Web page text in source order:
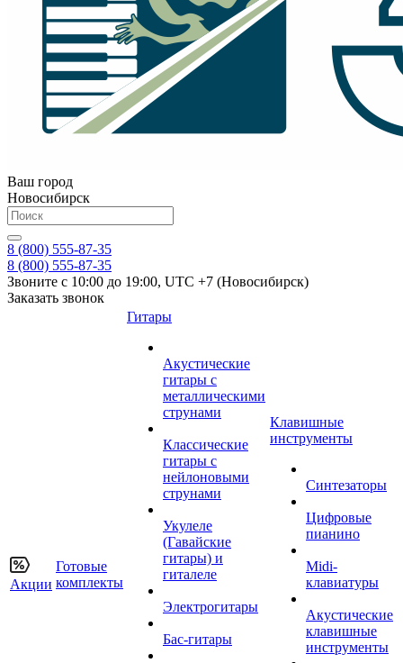
Ваш город
Новосибирск
8 (800) 555-87-35
8 (800) 555-87-35
Звоните с 10:00 до 19:00, UTC +7 (Новосибирск)
Заказать звонок
Акции
Готовые
комплекты
Гитары
Акустические
гитары с
металлическими
струнами
Классические
гитары с
нейлоновыми
струнами
Укулеле
(Гавайские
гитары) и
гиталеле
Электрогитары
Бас-гитары
Клавишные
инструменты
Синтезаторы
Цифровые
пианино
Midi-
клавиатуры
Акустические
клавишные
инструменты